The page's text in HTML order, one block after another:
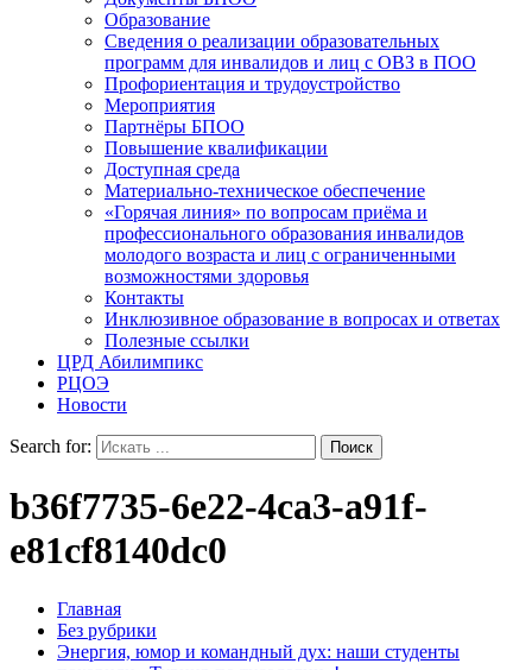
Образование
Сведения о реализации образовательных
программ для инвалидов и лиц с ОВЗ в ПОО
Профориентация и трудоустройство
Мероприятия
Партнёры БПОО
Повышение квалификации
Доступная среда
Материально-техническое обеспечение
«Горячая линия» по вопросам приёма и
профессионального образования инвалидов
молодого возраста и лиц с ограниченными
возможностями здоровья
Контакты
Инклюзивное образование в вопросах и ответах
Полезные ссылки
ЦРД Абилимпикс
РЦОЭ
Новости
Search for:
b36f7735-6e22-4ca3-a91f-
e81cf8140dc0
Главная
Без рубрики
Энергия, юмор и командный дух: наши студенты